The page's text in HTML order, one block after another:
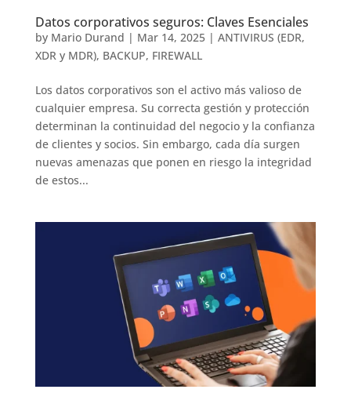
Datos corporativos seguros: Claves Esenciales
by Mario Durand | Mar 14, 2025| ANTIVIRUS (EDR,
XDR y MDR), BACKUP, FIREWALL
Los datos corporativos son el activo más valioso de
cualquier empresa. Su correcta gestión y protección
determinan la continuidad del negocio y la confianza
de clientes y socios. Sin embargo, cada día surgen
nuevas amenazas que ponen en riesgo la integridad
de estos...